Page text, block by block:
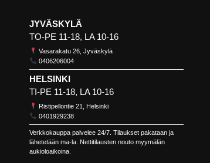
JYVÄSKYLÄ
TO-PE 11-18, LA 10-16
Vasarakatu 26, Jyväskylä
0406206004
HELSINKI
TI-PE 11-18, LA 10-16
Ristipellontie 21, Helsinki
0401929238
Verkkokauppa palvelee 24/7. Tilaukset pakataan ja
lähetetään ma-la. Nettitilausten nouto myymälän
aukioloaikoina.